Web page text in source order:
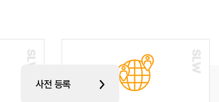
사전 등록